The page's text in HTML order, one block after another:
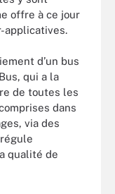
offre à ce jour
applicatives.
d’un bus
qui a la
de toutes les
dans
via des
qualité de